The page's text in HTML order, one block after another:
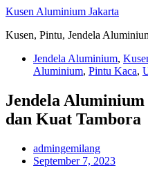
Skip
content
Kusen Aluminium Jakarta
Kusen, Pintu, Jendela
Jendela Aluminium,
Aluminium, Pintu Kaca,
Jendela
dan Kuat Tambora
admingemilang
September 7, 2023